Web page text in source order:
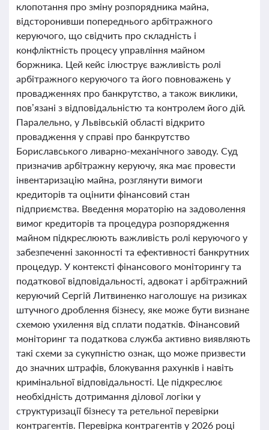
клопотання про зміну розпорядника майна,
відсторонивши попереднього арбітражного
керуючого, що свідчить про складність і
конфліктність процесу управління майном
боржника. Цей кейс ілюструє важливість ролі
арбітражного керуючого та його повноважень у
провадженнях про банкрутство, а також виклики,
пов’язані з відповідальністю та контролем його дій.
Паралельно, у Львівській області відкрито
провадження у справі про банкрутство
Бориславського ливарно-механічного заводу. Суд
призначив арбітражну керуючу, яка має провести
інвентаризацію майна, розглянути вимоги
кредиторів та оцінити фінансовий стан
підприємства. Введення мораторію на задоволення
вимог кредиторів та процедура розпорядження
майном підкреслюють важливість ролі керуючого у
забезпеченні законності та ефективності банкрутних
процедур. У контексті фінансового моніторингу та
податкової відповідальності, адвокат і арбітражний
керуючий Сергій Литвиненко наголошує на ризиках
штучного дроблення бізнесу, яке може бути визнане
схемою ухилення від сплати податків. Фінансовий
моніторинг та податкова служба активно виявляють
такі схеми за сукупністю ознак, що може призвести
до значних штрафів, блокування рахунків і навіть
кримінальної відповідальності. Це підкреслює
необхідність дотримання ділової логіки у
структуризації бізнесу та ретельної перевірки
контрагентів. Перевірка контрагентів у 2026 році